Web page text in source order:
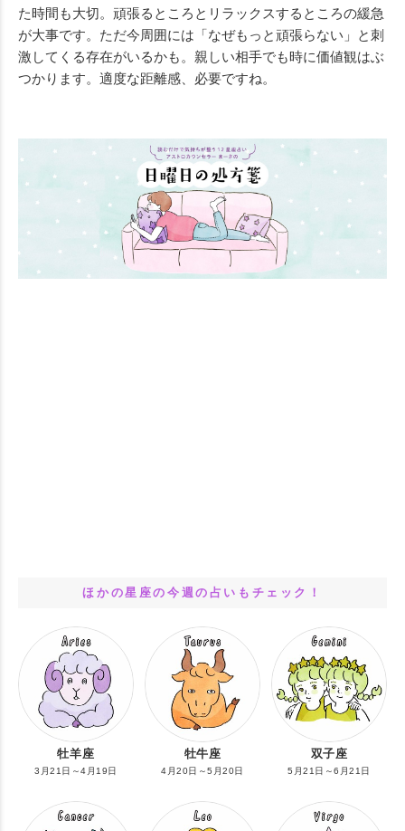
た時間も大切。頑張るところとリラックスするところの緩急
が大事です。ただ今周囲には「なぜもっと頑張らない」と刺
激してくる存在がいるかも。親しい相手でも時に価値観はぶ
つかります。適度な距離感、必要ですね。
ほかの星座の今週の占いもチェック！
牡羊座
3月21日～4月19日
牡牛座
4月20日～5月20日
双子座
5月21日～6月21日